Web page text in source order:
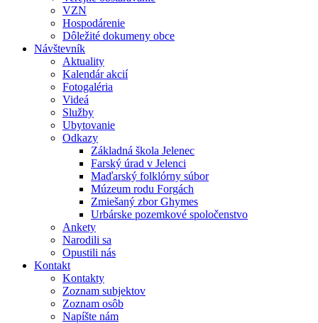
VZN
Hospodárenie
Dôležité dokumeny obce
Návštevník
Aktuality
Kalendár akcií
Fotogaléria
Videá
Služby
Ubytovanie
Odkazy
Základná škola Jelenec
Farský úrad v Jelenci
Maďarský folklórny súbor
Múzeum rodu Forgách
Zmiešaný zbor Ghymes
Urbárske pozemkové spoločenstvo
Ankety
Narodili sa
Opustili nás
Kontakt
Kontakty
Zoznam subjektov
Zoznam osôb
Napíšte nám